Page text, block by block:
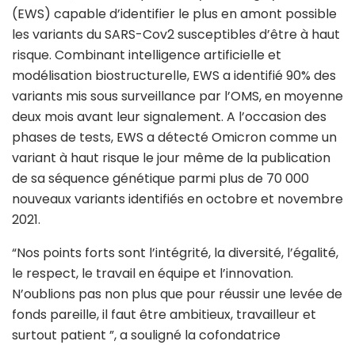
(EWS) capable d’identifier le plus en amont possible
les variants du SARS-Cov2 susceptibles d’être à haut
risque. Combinant intelligence artificielle et
modélisation biostructurelle, EWS a identifié 90% des
variants mis sous surveillance par l’OMS, en moyenne
deux mois avant leur signalement. A l’occasion des
phases de tests, EWS a détecté Omicron comme un
variant à haut risque le jour même de la publication
de sa séquence génétique parmi plus de 70 000
nouveaux variants identifiés en octobre et novembre
2021.
“Nos points forts sont l’intégrité, la diversité, l’égalité,
le respect, le travail en équipe et l’innovation.
N’oublions pas non plus que pour réussir une levée de
fonds pareille, il faut être ambitieux, travailleur et
surtout patient ”, a souligné la cofondatrice